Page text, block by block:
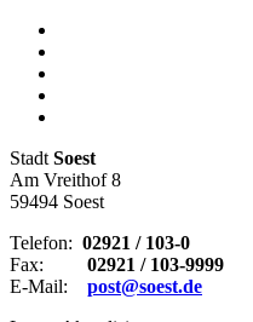
Stadt Soest
Am Vreithof 8
59494 Soest
Telefon: 02921 / 103-0
Fax: 02921 / 103-9999
E-Mail: post@soest.de